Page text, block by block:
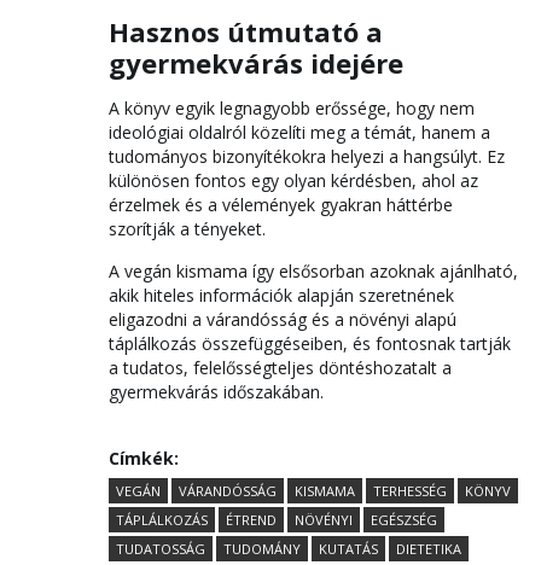
Hasznos útmutató a
gyermekvárás idejére
A könyv egyik legnagyobb erőssége, hogy nem
ideológiai oldalról közelíti meg a témát, hanem a
tudományos bizonyítékokra helyezi a hangsúlyt. Ez
különösen fontos egy olyan kérdésben, ahol az
érzelmek és a vélemények gyakran háttérbe
szorítják a tényeket.
A vegán kismama így elsősorban azoknak ajánlható,
akik hiteles információk alapján szeretnének
eligazodni a várandósság és a növényi alapú
táplálkozás összefüggéseiben, és fontosnak tartják
a tudatos, felelősségteljes döntéshozatalt a
gyermekvárás időszakában.
Címkék:
VEGÁN VÁRANDÓSSÁG KISMAMA TERHESSÉG
KÖNYV
TÁPLÁLKOZÁS
ÉTREND NÖVÉNYI
EGÉSZSÉG
TUDATOSSÁG
TUDOMÁNY KUTATÁS
DIETETIKA